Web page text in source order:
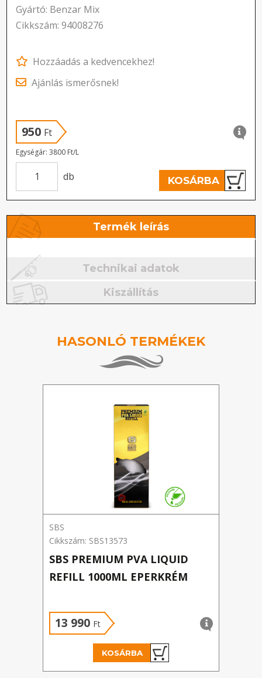
Gyártó: Benzar Mix
Cikkszám: 94008276
Hozzáadás a kedvencekhez!
Ajánlás ismerősnek!
950 Ft
Egységár: 3800 Ft/L
db KOSÁRBA
Termék leírás
Technikai adatok
Kiszállítás
HASONLÓ TERMÉKEK
SBS
Cikkszám: SBS13573
SBS PREMIUM PVA LIQUID
REFILL 1000ML EPERKRÉM
13 990 Ft
KOSÁRBA